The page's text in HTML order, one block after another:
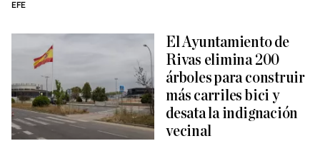
EFE
El Ayuntamiento de
Rivas elimina 200
árboles para construir
más carriles bici y
desata la indignación
vecinal